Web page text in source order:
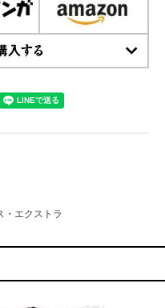
・エクストラ